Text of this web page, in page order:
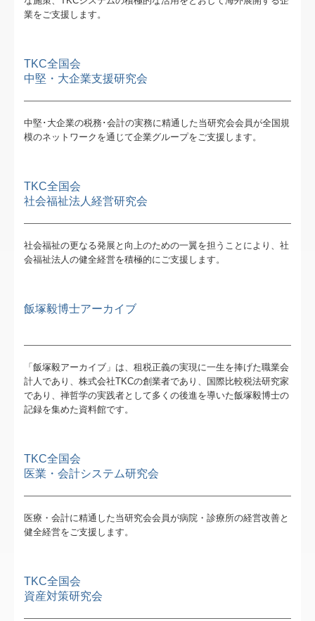
業をご支援します。
TKC全国会
中堅・大企業支援研究会
中堅･大企業の税務･会計の実務に精通した当研究会会員が全国規
模のネットワークを通じて企業グループをご支援します。
TKC全国会
社会福祉法人経営研究会
社会福祉の更なる発展と向上のための一翼を担うことにより、社
会福祉法人の健全経営を積極的にご支援します。
飯塚毅博士アーカイブ
「飯塚毅アーカイブ」は、租税正義の実現に一生を捧げた職業会
計人であり、株式会社TKCの創業者であり、国際比較税法研究家
であり、禅哲学の実践者として多くの後進を導いた飯塚毅博士の
記録を集めた資料館です。
TKC全国会
医業・会計システム研究会
医療・会計に精通した当研究会会員が病院・診療所の経営改善と
健全経営をご支援します。
TKC全国会
資産対策研究会